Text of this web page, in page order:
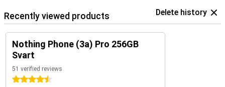
Recently viewed products Delete history
Nothing Phone (3a) Pro 256GB
Svart
51 verified reviews
4.5 stars